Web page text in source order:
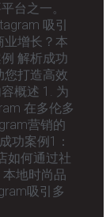
台之一。
吸引
业增长？本
解析成功
您打造高效
概述 1. 为
在多伦多
营销的
功案例1：
如何通过社
地时尚品
吸引多